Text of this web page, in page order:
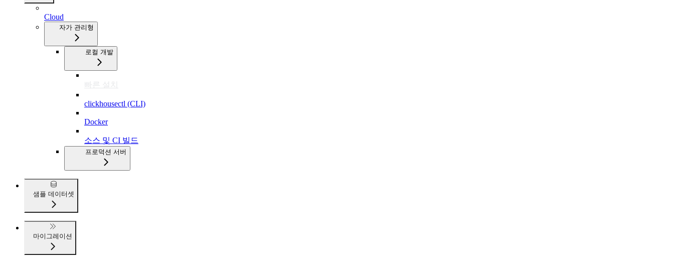
Cloud
자가 관리형
로컬 개발
빠른 설치
clickhousectl (CLI)
Docker
소스 및 CI 빌드
프로덕션 서버
샘플 데이터셋
마이그레이션